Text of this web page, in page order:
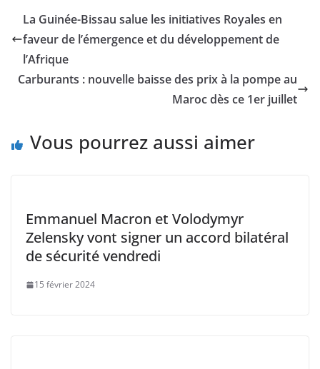
e
b
o
o
er l s
A
p
y
Li
k
e
dI
La Guinée-Bissau salue les initiatives Royales en
faveur de l’émergence et du développement de
l’Afrique
Carburants : nouvelle baisse des prix à la pompe au
Maroc dès ce 1er juillet
Vous pourrez aussi aimer
Emmanuel Macron et Volodymyr
Zelensky vont signer un accord bilatéral
de sécurité vendredi
15 février 2024